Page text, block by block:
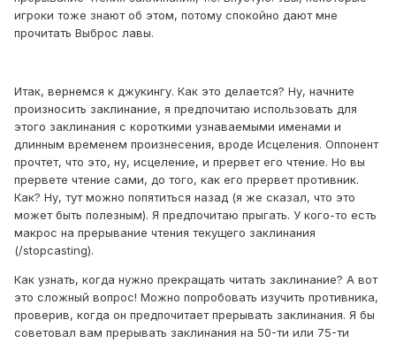
игроки тоже знают об этом, потому спокойно дают мне
прочитать Выброс лавы.
Итак, вернемся к джукингу. Как это делается? Ну, начните
произносить заклинание, я предпочитаю использовать для
этого заклинания с короткими узнаваемыми именами и
длинным временем произнесения, вроде Исцеления. Оппонент
прочтет, что это, ну, исцеление, и прервет его чтение. Но вы
прервете чтение сами, до того, как его прервет противник.
Как? Ну, тут можно попятиться назад (я же сказал, что это
может быть полезным). Я предпочитаю прыгать. У кого-то есть
макрос на прерывание чтения текущего заклинания
(/stopcasting).
Как узнать, когда нужно прекращать читать заклинание? А вот
это сложный вопрос! Можно попробовать изучить противника,
проверив, когда он предпочитает прерывать заклинания. Я бы
советовал вам прерывать заклинания на 50-ти или 75-ти